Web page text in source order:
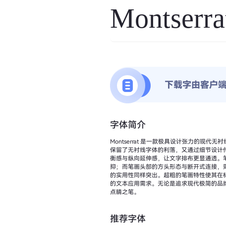
下载字由客户
字体简介
Montserrat 是一款极具设计张力的现代无
保留了无衬线字体的利落，又通过细节设计传递出强烈的个性。 Montserrat 的字形结构尤为亮眼：整体形态修长，配
衡感与纵向延伸感，让文字排布更显通透
抑；而笔画头部的方头形态与断开式连接，则为字体注
的实用性同样突出。超粗的笔画特性使其
的文本应用需求。无论是追求现代极简的
点睛之笔。
推荐字体